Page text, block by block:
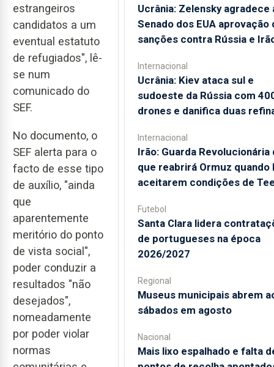
estrangeiros
candidatos a um
eventual estatuto
de refugiados", lê-
se num
comunicado do
SEF.
No documento, o
SEF alerta para o
facto de esse tipo
de auxílio, "ainda
que
aparentemente
meritório do ponto
de vista social",
poder conduzir a
resultados "não
desejados",
nomeadamente
por poder violar
normas
Ucrânia: Zelensky agradece
Senado dos EUA aprovação
sanções contra Rússia e
Internacional
Ucrânia: Kiev ataca sul e
sudoeste da Rússia com
drones e danifica duas
Internacional
Irão: Guarda Revolucionária
que reabrirá Ormuz quando
aceitarem condições de
Futebol
Santa Clara lidera
de portugueses na época
2026/2027
Regional
Museus municipais abrem
sábados em agosto
Nacional
Mais lixo espalhado e falta